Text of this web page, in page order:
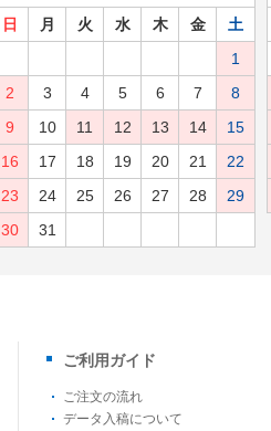
日 月 火 水 木 金
土
1
2
3 4 5 6 7
8
9
10 11 12 13 14
15
16
17 18 19 20 21
22
23
24 25 26 27 28
29
30
31
ご利用ガイド
ご注文の流れ
データ入稿について